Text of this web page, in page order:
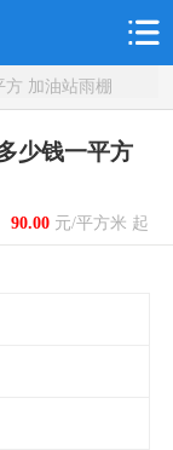
加油站雨棚
少钱一平方
90.00元/平方米 起